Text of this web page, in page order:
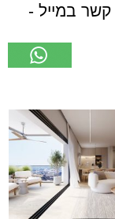
קשר במייל -